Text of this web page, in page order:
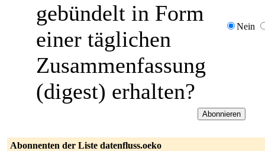
gebündelt in Form
einer täglichen
Zusammenfassung
(digest) erhalten?
Nein
Abonnenten der Liste datenfluss.oeko